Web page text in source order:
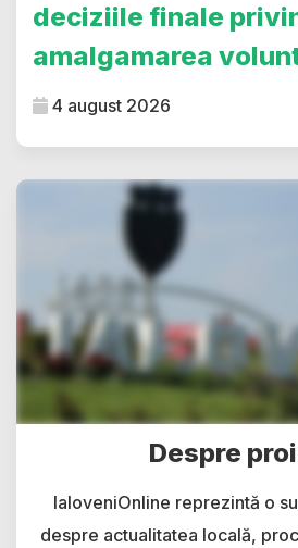
deciziile finale
amalgamarea
4 august 2026
Despre
IaloveniOnline reprezintă o
despre actualitatea locală,